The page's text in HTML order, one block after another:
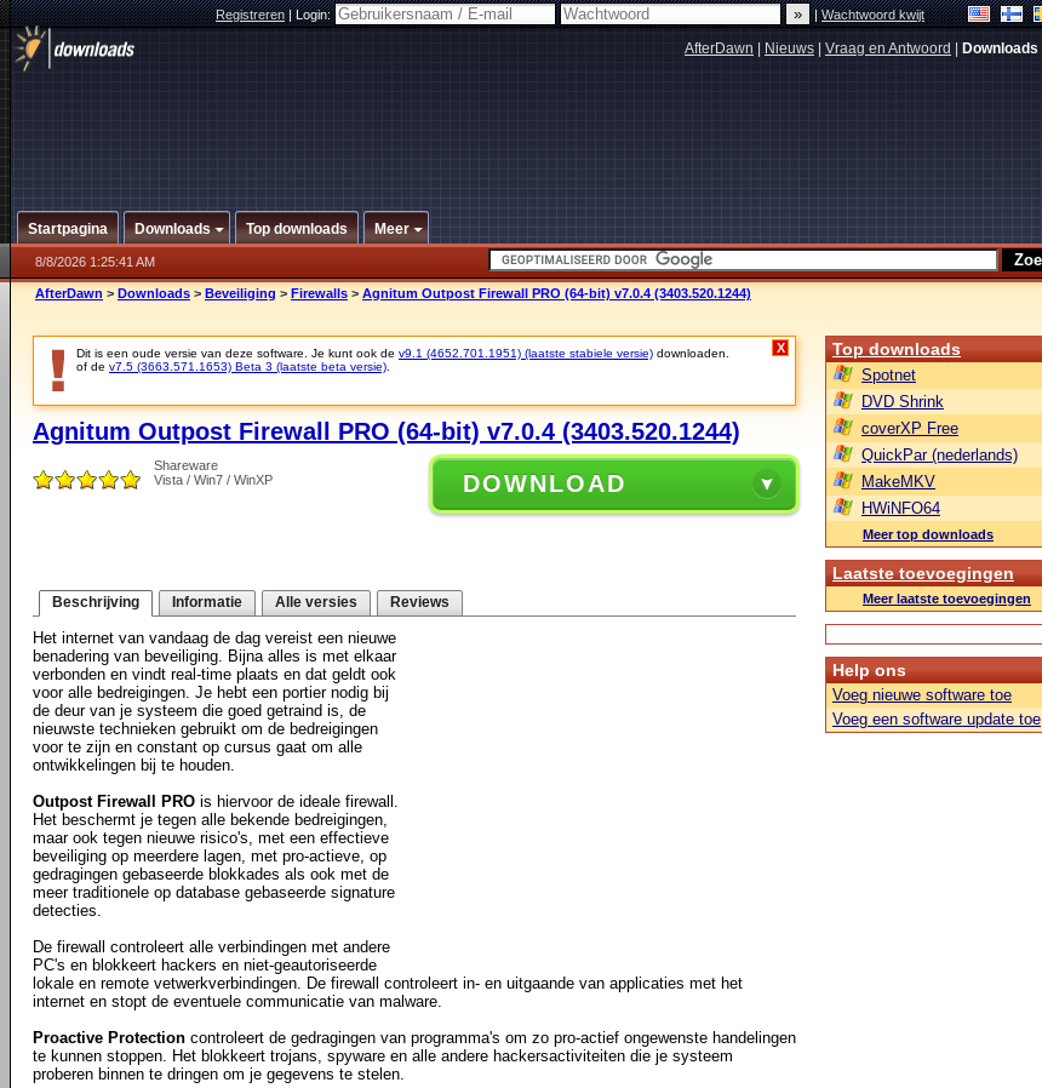
Registreren|Login: |Wachtwoord kwijt
AfterDawn Nieuws Vraag en Antwoord Downloads
Startpagina Downloads Top downloads Meer
8/8/2026 1:25:41 AM
AfterDawn > Downloads > Beveiliging > Firewalls > Agnitum Outpost Firewall PRO (64-bit) v7.0.4 (3403.520.1244)
Dit is een oude versie van deze software. Je kunt ook de v9.1 (4652.701.1951) (laatste stabiele versie) downloaden.
of de v7.5 (3663.571.1653) Beta 3 (laatste beta versie)
X
Agnitum Outpost Firewall PRO (64-bit) v7.0.4 (3403.520.1244)
Shareware
Vista / Win7 / WinXP
DOWNLOAD
Beschrijving Informatie Alle versies Reviews
Het internet van vandaag de dag vereist een nieuwe
benadering van beveiliging. Bijna alles is met elkaar
verbonden en vindt real-time plaats en dat geldt ook
voor alle bedreigingen. Je hebt een portier nodig bij
de deur van je systeem die goed getraind is, de
nieuwste technieken gebruikt om de bedreigingen
voor te zijn en constant op cursus gaat om alle
ontwikkelingen bij te houden.
Outpost Firewall PRO is hiervoor de ideale firewall.
Het beschermt je tegen alle bekende bedreigingen,
maar ook tegen nieuwe risico's, met een effectieve
beveiliging op meerdere lagen, met pro-actieve, op
gedragingen gebaseerde blokkades als ook met de
meer traditionele op database gebaseerde signature
detecties.
De firewall controleert alle verbindingen met andere
PC's en blokkeert hackers en niet-geautoriseerde
lokale en remote vetwerkverbindingen. De firewall controleert in- en uitgaande van applicaties met het
internet en stopt de eventuele communicatie van malware.
Proactive Protection controleert de gedragingen van programma's om zo pro-actief ongewenste handelingen
te kunnen stoppen. Het blokkeert trojans, spyware en alle andere hackersactiviteiten die je systeem
proberen binnen te dringen om je gegevens te stelen.
Top downloads
Spotnet
DVD Shrink
coverXP Free
QuickPar (nederlands)
MakeMKV
HWiNFO64
Meer top downloads
Laatste toevoegingen
Meer laatste toevoegingen
Help ons
Voeg nieuwe software toe
Voeg een software update toe